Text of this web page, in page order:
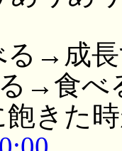
る→成
→食べ
飽きた